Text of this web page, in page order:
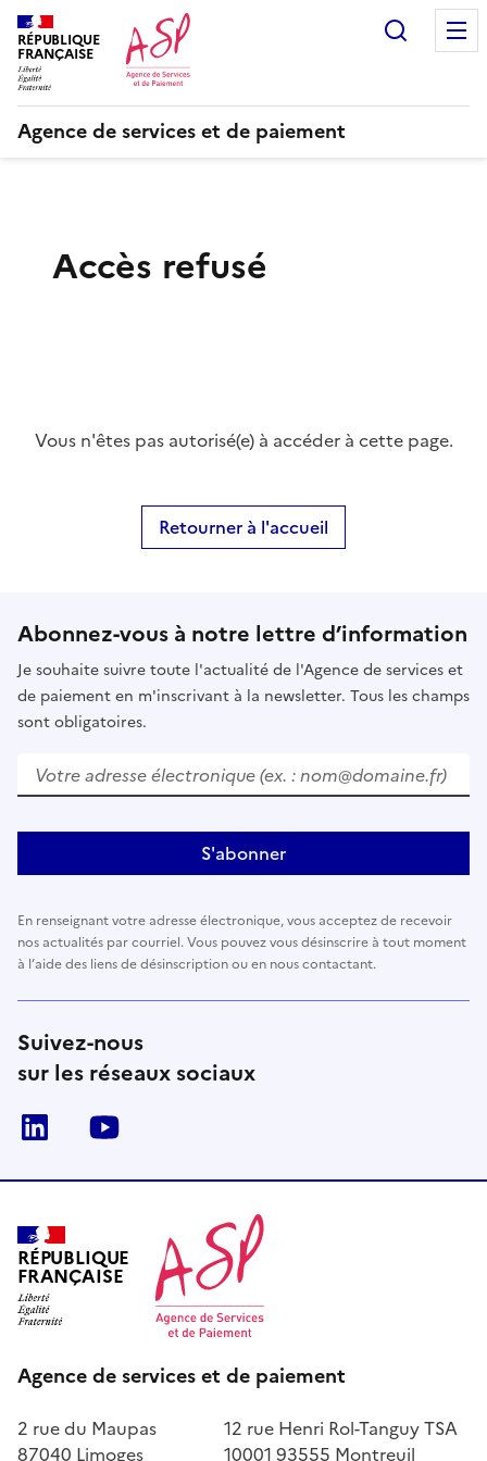
RÉPUBLIQUE
FRANÇAISE
Agence de services et de paiement
Accès refusé
Vous n'êtes pas autorisé(e) à accéder à cette page.
Retourner à l'accueil
Abonnez-vous à notre lettre d’information
Je souhaite suivre toute l'actualité de l'Agence de services et
de paiement en m'inscrivant à la newsletter. Tous les champs
sont obligatoires.
Votre adresse électronique (ex. : nom@domaine.fr)
S'abonner
En renseignant votre adresse électronique, vous acceptez de recevoir
nos actualités par courriel. Vous pouvez vous désinscrire à tout moment
à l’aide des liens de désinscription ou en nous contactant.
Suivez-nous
sur les réseaux sociaux
LinkedIn
RÉPUBLIQUE
FRANÇAISE
Agence de services et de paiement
2 rue du Maupas
87040 Limoges
12 rue Henri Rol-Tanguy TSA
10001 93555 Montreuil